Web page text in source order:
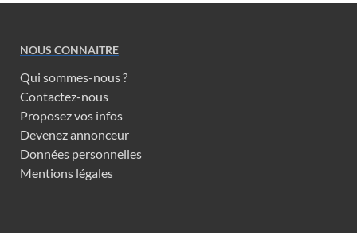
NOUS CONNAITRE
Qui sommes-nous ?
Contactez-nous
Proposez vos infos
Devenez annonceur
Données personnelles
Mentions légales